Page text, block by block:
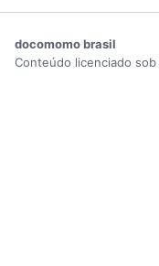
docomomo brasil
Conteúdo licenciado sob